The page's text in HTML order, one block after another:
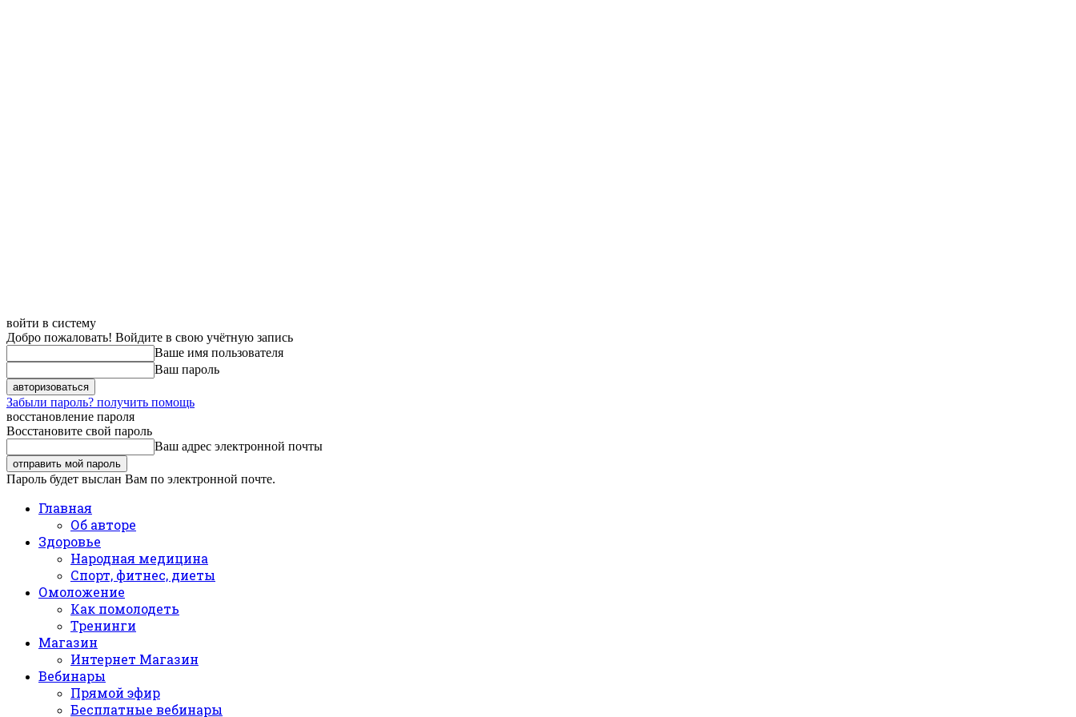
войти в систему
Добро пожаловать! Войдите в свою учётную запись
Ваше имя пользователя
Ваш пароль
Забыли пароль? получить помощь
восстановление пароля
Восстановите свой пароль
Ваш адрес электронной почты
Пароль будет выслан Вам по электронной почте.
Главная
Об авторе
Здоровье
Народная медицина
Спорт, фитнес, диеты
Омоложение
Как помолодеть
Тренинги
Магазин
Интернет Магазин
Вебинары
Прямой эфир
Бесплатные вебинары